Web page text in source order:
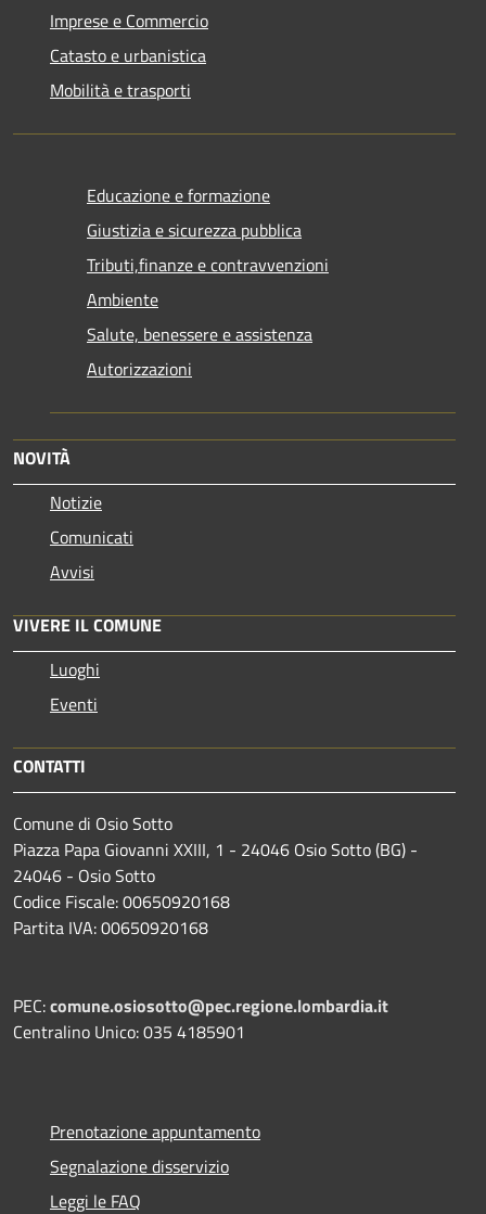
Imprese e Commercio
Catasto e urbanistica
Mobilità e trasporti
Educazione e formazione
Giustizia e sicurezza pubblica
Tributi,finanze e contravvenzioni
Ambiente
Salute, benessere e assistenza
Autorizzazioni
NOVITÀ
Notizie
Comunicati
Avvisi
VIVERE IL COMUNE
Luoghi
Eventi
CONTATTI
Comune di Osio Sotto
Piazza Papa Giovanni XXIII, 1 - 24046 Osio Sotto (BG) -
24046 - Osio Sotto
Codice Fiscale: 00650920168
Partita IVA: 00650920168
PEC:comune.osiosotto@pec.regione.lombardia.it
Centralino Unico: 035 4185901
Prenotazione appuntamento
Segnalazione disservizio
Leggi le FAQ